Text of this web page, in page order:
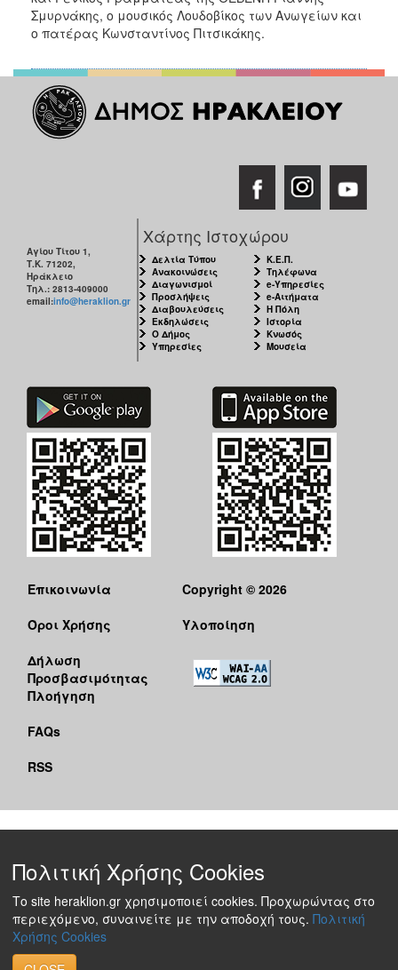
Σμυρνάκης, ο μουσικός Λουδοβίκος των Ανωγείων και
ο πατέρας Κωνσταντίνος Πιτσικάκης.
Αγίου Τίτου 1,
Τ.Κ. 71202,
Ηράκλειο
Τηλ.: 2813-409000
email:info@heraklion.gr
Χάρτης Ιστοχώρου
Δελτία Τύπου
Ανακοινώσεις
Διαγωνισμοί
Προσλήψεις
Διαβουλεύσεις
Εκδηλώσεις
Ο Δήμος
Υπηρεσίες
Κ.Ε.Π.
Τηλέφωνα
e-Υπηρεσίες
e-Αιτήματα
Η Πόλη
Ιστορία
Κνωσός
Μουσεία
Επικοινωνία
Όροι Χρήσης
Δήλωση
Προσβασιμότητας
Πλοήγηση
FAQs
RSS
Copyright © 2026
Υλοποίηση
Πολιτική Χρήσης Cookies
Το site heraklion.gr χρησιμοποιεί cookies. Προχωρώντας στο
περιεχόμενο, συναινείτε με την αποδοχή τους. Πολιτική
Χρήσης Cookies